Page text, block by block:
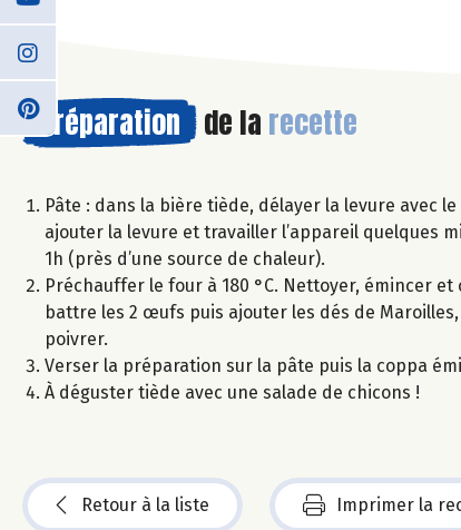
Préparation de la recette
Pâte : dans la bière tiède, délayer la levure avec
ajouter la levure et travailler l’appareil quelques
1h (près d’une source de chaleur).
Préchauffer le four à 180 °C. Nettoyer, émincer
battre les 2 œufs puis ajouter les dés de
poivrer.
Verser la préparation sur la pâte puis la coppa
À déguster tiède avec une salade de chicons !
Retour à la liste Imprimer la